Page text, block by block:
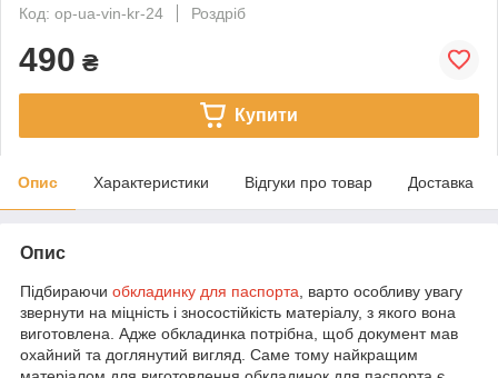
Код: op-ua-vin-kr-24
Роздріб
490 ₴
Купити
Опис Характеристики Відгуки про товар Доставка
Опис
Підбираючи обкладинку для паспорта , варто особливу увагу
звернути на міцність і зносостійкість матеріалу, з якого вона
виготовлена. Адже обкладинка потрібна, щоб документ мав
охайний та доглянутий вигляд. Саме тому найкращим